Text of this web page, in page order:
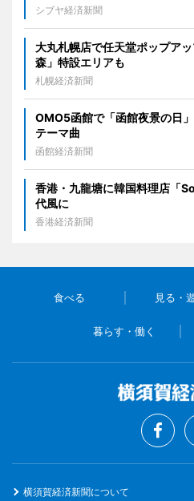
シブヤ経済新聞
大丸札幌店で任天堂ポップア
森」特設エリアも
札幌経済新聞
OMO5函館で「函館夜景の日
テーマ曲
函館経済新聞
香港・九龍塘に韓国料理店「
代風に
香港経済新聞
食べる 見る・
暮らす・働く
横須賀経済新聞について